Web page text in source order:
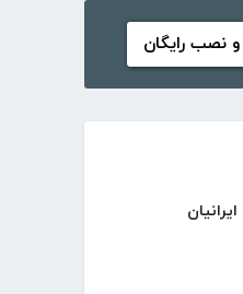
و نصب رایگان